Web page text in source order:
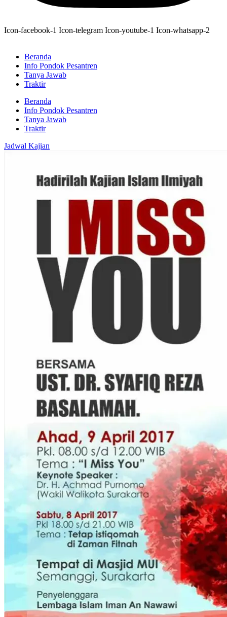
Icon-facebook-1 Icon-telegram Icon-youtube-1 Icon-whatsapp-2
Beranda
Info Pondok Pesantren
Tanya Jawab
Traktir
Beranda
Info Pondok Pesantren
Tanya Jawab
Traktir
Jadwal Kajian